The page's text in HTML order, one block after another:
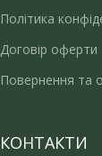
Політика
Договір оферти
Повернення та
КОНТАКТИ